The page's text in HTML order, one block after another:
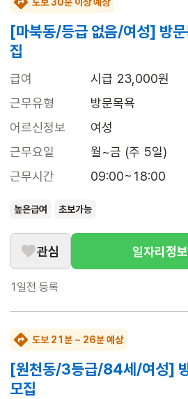
도보 30분 이상 예상
[마북동/등급 없음/여성] 방
집
급여
시급 23,000원
근무유형
방문목욕
어르신정보
여성
근무요일
월~금 (주 5일)
근무시간
09:00~18:00
높은급여 초보가능
관심 일자리정
1일전 등록
도보 21분 ~ 26분 예상
[원천동/3등급/84세/여성]
모집